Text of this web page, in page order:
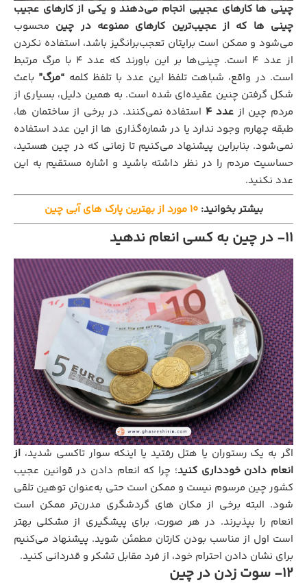
چینی ها کارهای عجیبی انجام می‌دهند و یکی از کارهای عجیب
چینی ها که از عجیب‌ترین کارهای ممنوعه در چین محسوب
می‌شود و ممکن است برایتان تعجب‌برانگیز باشد، استفاده نکردن
از عدد ۴ است. چینی‌ها بر این باورند که عدد ۴ با مرگ مرتبط
است. در واقع، شباهت تلفظ این عدد با تلفظ کلمه “مرگ” باعث
شکل گرفتن چنین عقیده‌ای شده است. به همین دلیل، بسیاری از
مردم چین از عدد ۴
استفاده نمی‌کنند. در برخی از ساختمان‌ ها،
طبقه چهارم وجود ندارد یا در شماره‌گذاری‌ ها از این عدد استفاده
نمی‌شود. بنابراین پیشنهاد می‌کنیم تا زمانی که در چین هستید،
حساسیت مردم را در نظر داشته باشید و اشاره مستقیم به این
عدد نکنید.
بیشتر بخوانید:۱۰ مورد از بهترین پارک های آبی چین
۱۱- در چین به کسی انعام ندهید
اگر به یک رستوران یا هتل رفتید یا اینکه سوار تاکسی شدید، از
انعام دادن خودداری کنید؛ چرا که انعام دادن در قوانین عجیب
کشور چین مرسوم نیست و ممکن است حتی به‌عنوان توهین تلقی
شود. البته برخی از مکان‌ های گردشگری مدرن‌تر ممکن است
انعام را بپذیرند. در هر صورت، برای پیشگیری از مشکلی بهتر
است اول از مناسب بودن کارتان مطمئن شوید. پیشنهاد می‌کنیم
برای نشان دادن احترام خود، از فرد مقابل تشکر و قدردانی کنید.
12- سوت زدن در چین